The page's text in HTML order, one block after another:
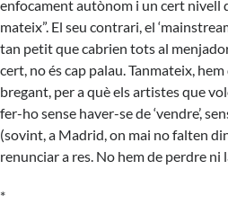
enfocament autònom i un cert nivell
mateix”. El seu contrari, el
tan petit que cabrien tots al
cert, no és cap palau. Tanmateix,
bregant, per a què els artistes que
fer-ho sense haver-se de ‘vendre’,
(sovint, a Madrid, on mai no falten
renunciar a res. No hem de perdre
*